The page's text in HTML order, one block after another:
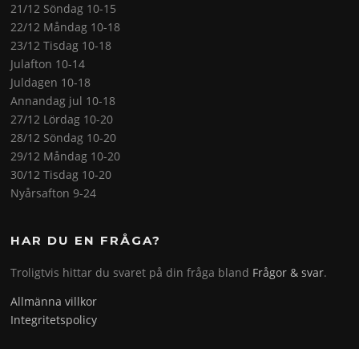
21/12 Söndag 10-15
22/12 Måndag 10-18
23/12 Tisdag 10-18
Julafton 10-14
Juldagen 10-18
Annandag jul 10-18
27/12 Lördag 10-20
28/12 Söndag 10-20
29/12 Måndag 10-20
30/12 Tisdag 10-20
Nyårsafton 9-24
HAR DU EN FRÅGA?
Troligtvis hittar du svaret på din fråga bland Frågor & svar.
Allmänna villkor
Integritetspolicy